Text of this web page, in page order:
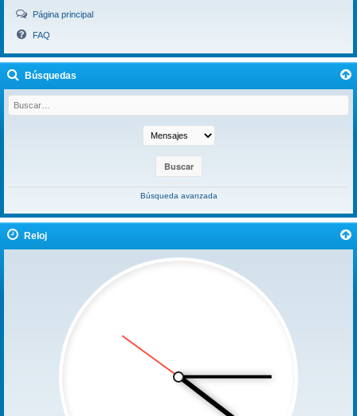
Página principal
FAQ
Búsquedas
Búsqueda avanzada
Reloj